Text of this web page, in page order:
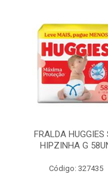
FRALDA HUGGIES
HIPZINHA G
Código: 327435